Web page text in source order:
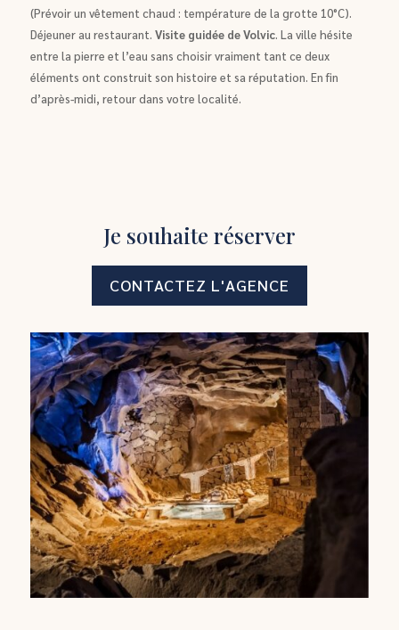
(Prévoir un vêtement chaud : température de la grotte 10°C).
Déjeuner au restaurant. Visite guidée de Volvic. La ville hésite
entre la pierre et l’eau sans choisir vraiment tant ce deux
éléments ont construit son histoire et sa réputation. En fin
d’après-midi, retour dans votre localité.
Je souhaite réserver
CONTACTEZ L'AGENCE